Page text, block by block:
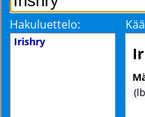
Hakuluettelo:
Irishry